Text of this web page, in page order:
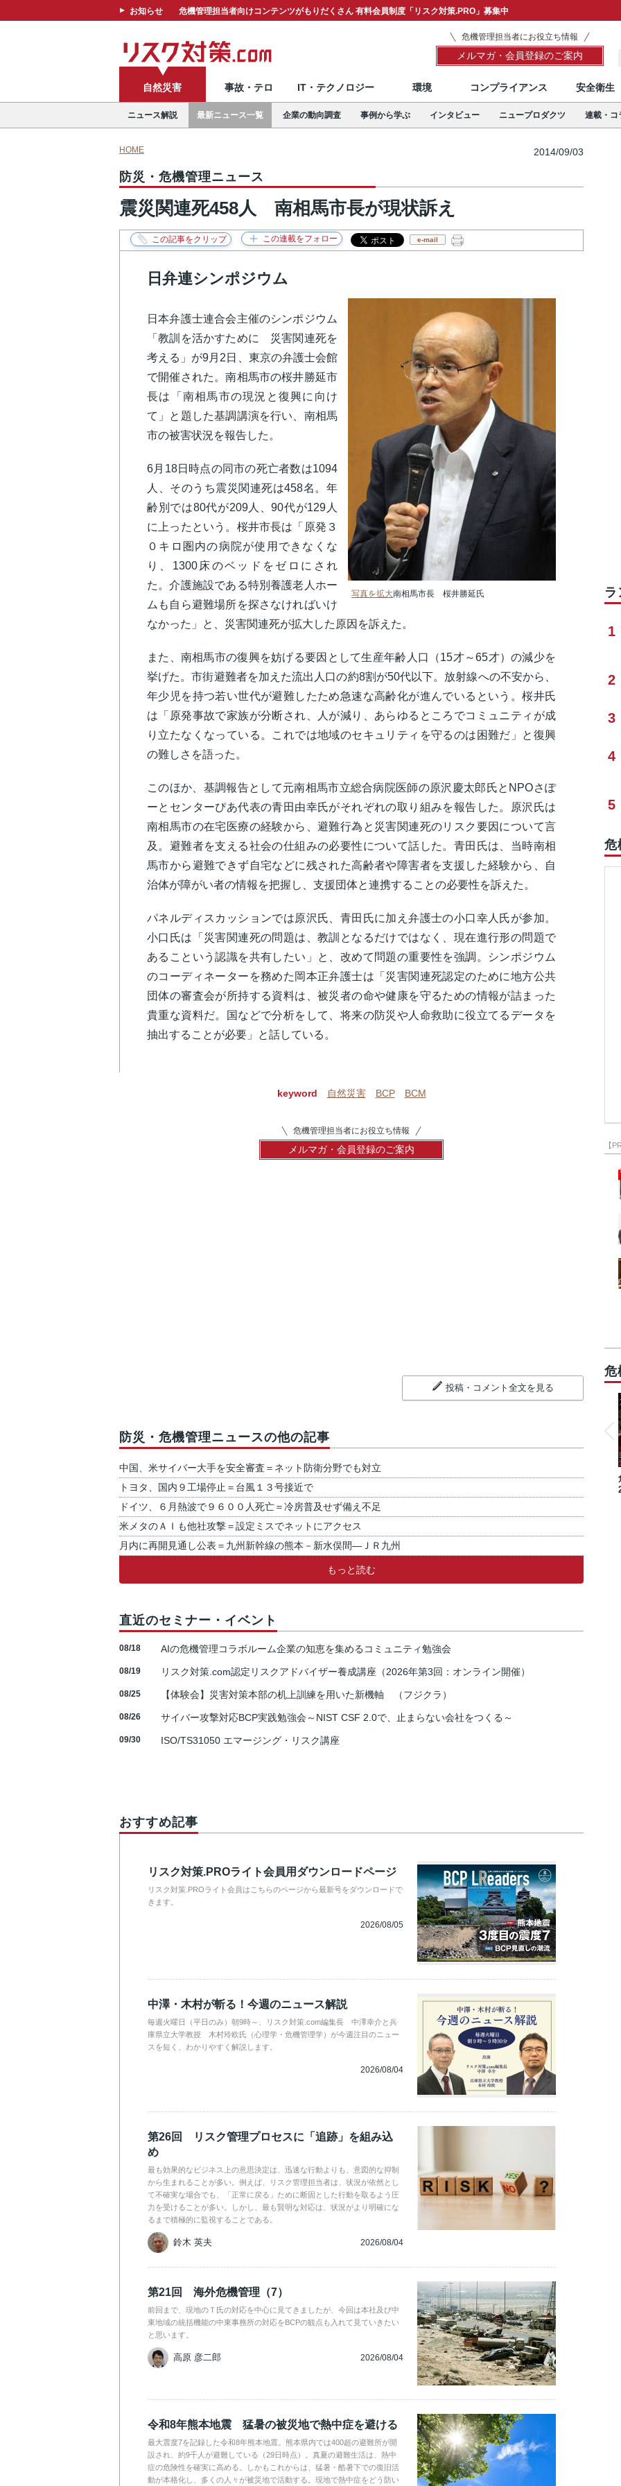
お知らせ 危機管理担当者向けコンテンツがもりだくさん 有料会員制度「リスク対策.PRO」募集中
危機管理担当者にお役立ち情報
メルマガ・会員登録のご案内
自然災害 事故・テロ IT・テクノロジー 環境 コンプライアンス 安全衛生
ニュース解説 最新ニュース一覧 企業の動向調査 事例から学ぶ インタビュー ニュープロダクツ 連載・コ
HOME 2014/09/03
防災・危機管理ニュース
震災関連死458人 南相馬市長が現状訴え
e-mail
日弁連シンポジウム
写真を拡大南相馬市長 桜井勝延氏
日本弁護士連合会主催のシンポジウム
「教訓を活かすために 災害関連死を
考える」が9月2日、東京の弁護士会館
で開催された。南相馬市の桜井勝延市
長は「南相馬市の現況と復興に向け
て」と題した基調講演を行い、南相馬
市の被害状況を報告した。
6月18日時点の同市の死亡者数は1094
人、そのうち震災関連死は458名。年
齢別では80代が209人、90代が129人
に上ったという。桜井市長は「原発３
０キロ圏内の病院が使用できなくな
り、1300床のベッドをゼロにされ
た。介護施設である特別養護老人ホー
ムも自ら避難場所を探さなければいけ
なかった」と、災害関連死が拡大した原因を訴えた。
また、南相馬市の復興を妨げる要因として生産年齢人口（15才～65才）の減少を
挙げた。市街避難者を加えた流出人口の約8割が50代以下。放射線への不安から、
年少児を持つ若い世代が避難したため急速な高齢化が進んでいるという。桜井氏
は「原発事故で家族が分断され、人が減り、あらゆるところでコミュニティが成
り立たなくなっている。これでは地域のセキュリティを守るのは困難だ」と復興
の難しさを語った。
このほか、基調報告として元南相馬市立総合病院医師の原沢慶太郎氏とNPOさぽ
ーとセンターぴあ代表の青田由幸氏がそれぞれの取り組みを報告した。原沢氏は
南相馬市の在宅医療の経験から、避難行為と災害関連死のリスク要因について言
及。避難者を支える社会の仕組みの必要性について話した。青田氏は、当時南相
馬市から避難できず自宅などに残された高齢者や障害者を支援した経験から、自
治体が障がい者の情報を把握し、支援団体と連携することの必要性を訴えた。
パネルディスカッションでは原沢氏、青田氏に加え弁護士の小口幸人氏が参加。
小口氏は「災害関連死の問題は、教訓となるだけではなく、現在進行形の問題で
あるこという認識を共有したい」と、改めて問題の重要性を強調。シンポジウム
のコーディネーターを務めた岡本正弁護士は「災害関連死認定のために地方公共
団体の審査会が所持する資料は、被災者の命や健康を守るための情報が詰まった
貴重な資料だ。国などで分析をして、将来の防災や人命救助に役立てるデータを
抽出することが必要」と話している。
keyword 自然災害 BCP BCM
危機管理担当者にお役立ち情報
メルマガ・会員登録のご案内
投稿・コメント全文を見る
防災・危機管理ニュースの他の記事
中国、米サイバー大手を安全審査＝ネット防衛分野でも対立
トヨタ、国内９工場停止＝台風１３号接近で
ドイツ、６月熱波で９６００人死亡＝冷房普及せず備え不足
米メタのＡＩも他社攻撃＝設定ミスでネットにアクセス
月内に再開見通し公表＝九州新幹線の熊本－新水俣間―ＪＲ九州
もっと読む
直近のセミナー・イベント
08/18 AIの危機管理コラボルーム企業の知恵を集めるコミュニティ勉強会
08/19 リスク対策.com認定リスクアドバイザー養成講座（2026年第3回：オンライン開催）
08/25 【体験会】災害対策本部の机上訓練を用いた新機軸 （フジクラ）
08/26 サイバー攻撃対応BCP実践勉強会～NIST CSF 2.0で、止まらない会社をつくる～
09/30 ISO/TS31050 エマージング・リスク講座
おすすめ記事
リスク対策.PROライト会員用ダウンロードページ
リスク対策.PROライト会員はこちらのページから最新号をダウンロードで
きます。
2026/08/05
中澤・木村が斬る！今週のニュース解説
毎週火曜日（平日のみ）朝9時～、リスク対策.com編集長 中澤幸介と兵
庫県立大学教授 木村玲欧氏（心理学・危機管理学）が今週注目のニュー
スを短く、わかりやすく解説します。
2026/08/04
第26回 リスク管理プロセスに「追跡」を組み込
め
最も効果的なビジネス上の意思決定は、迅速な行動よりも、意図的な抑制
から生まれることが多い。例えば、リスク管理担当者は、状況が依然とし
て不確実な場合でも、「正常に戻る」ために断固とした行動を取るよう圧
力を受けることが多い。しかし、最も賢明な対応は、状況がより明確にな
るまで積極的に監視することである。
鈴木 英夫 2026/08/04
第21回 海外危機管理（7）
前回まで、現地のＴ氏の対応を中心に見てきましたが、今回は本社及び中
東地域の統括機能の中東事務所の対応をBCPの観点も入れて見ていきたい
と思います。
高原 彦二郎 2026/08/04
令和8年熊本地震 猛暑の被災地で熱中症を避ける
最大震度7を記録した令和8年熊本地震。熊本県内では400超の避難所が開
設され、約9千人が避難している（29日時点）。真夏の避難生活は、熱中
症の危険性を確実に高める。しかもこれからは、猛暑・酷暑下での復旧活
動が本格化し、多くの人々が被災地で活動する。現地で熱中症をどう防い
1
2
3
4
5
危
【
危